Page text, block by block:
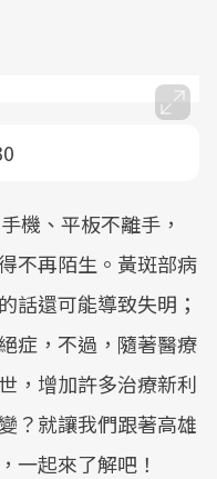
機、平板不離手，
不再陌生。黃斑部病
話還可能導致失明；
症，不過，隨著醫療
，增加許多治療新利
？就讓我們跟著高雄
一起來了解吧！